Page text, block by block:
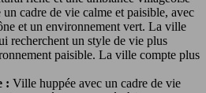
cadre de vie calme et paisible, avec
et un environnement vert. La ville
recherchent un style de vie plus
paisible. La ville compte plus
: Ville huppée avec un cadre de vie